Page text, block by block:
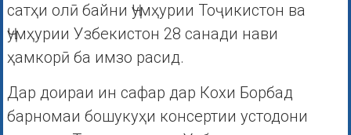
сатҳи олӣ байни Ҷумҳурии Тоҷикистон ва
Ҷумҳурии Узбекистон 28 санади нави
ҳамкорӣ ба имзо расид.
Дар доираи ин сафар дар Кохи Борбад
барномаи бошукуҳи консертии устодони